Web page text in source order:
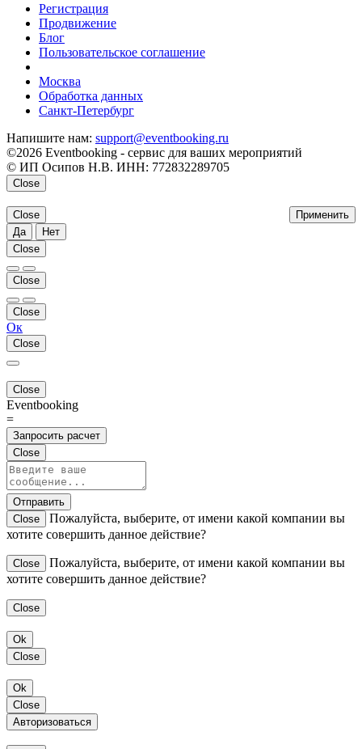
Регистрация
Продвижение
Блог
Пользовательское соглашение
Москва
Обработка данных
Санкт-Петербург
Напишите нам: support@eventbooking.ru
©2026 Eventbooking - сервис для ваших мероприятий
© ИП Осипов Н.В. ИНН: 772832289705
Close
Применить
Close
Да
Нет
Close
Close
Close
Ок
Close
Close
Eventbooking
=
Запросить расчет
Close
Отправить
Close
Пожалуйста, выберите, от имени какой компании вы
хотите совершить данное действие?
Close
Пожалуйста, выберите, от имени какой компании вы
хотите совершить данное действие?
Close
Ok
Close
Ok
Close
Авторизоваться